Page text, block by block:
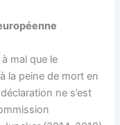
mal que le
la peine de mort en
ne s’est